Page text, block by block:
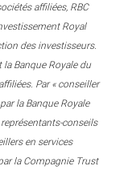
affiliées, RBC
Royal
des investisseurs.
la Banque Royale du
Par « conseiller
la Banque Royale
conseils
en services
la Compagnie Trust